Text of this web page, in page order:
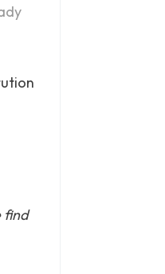
find